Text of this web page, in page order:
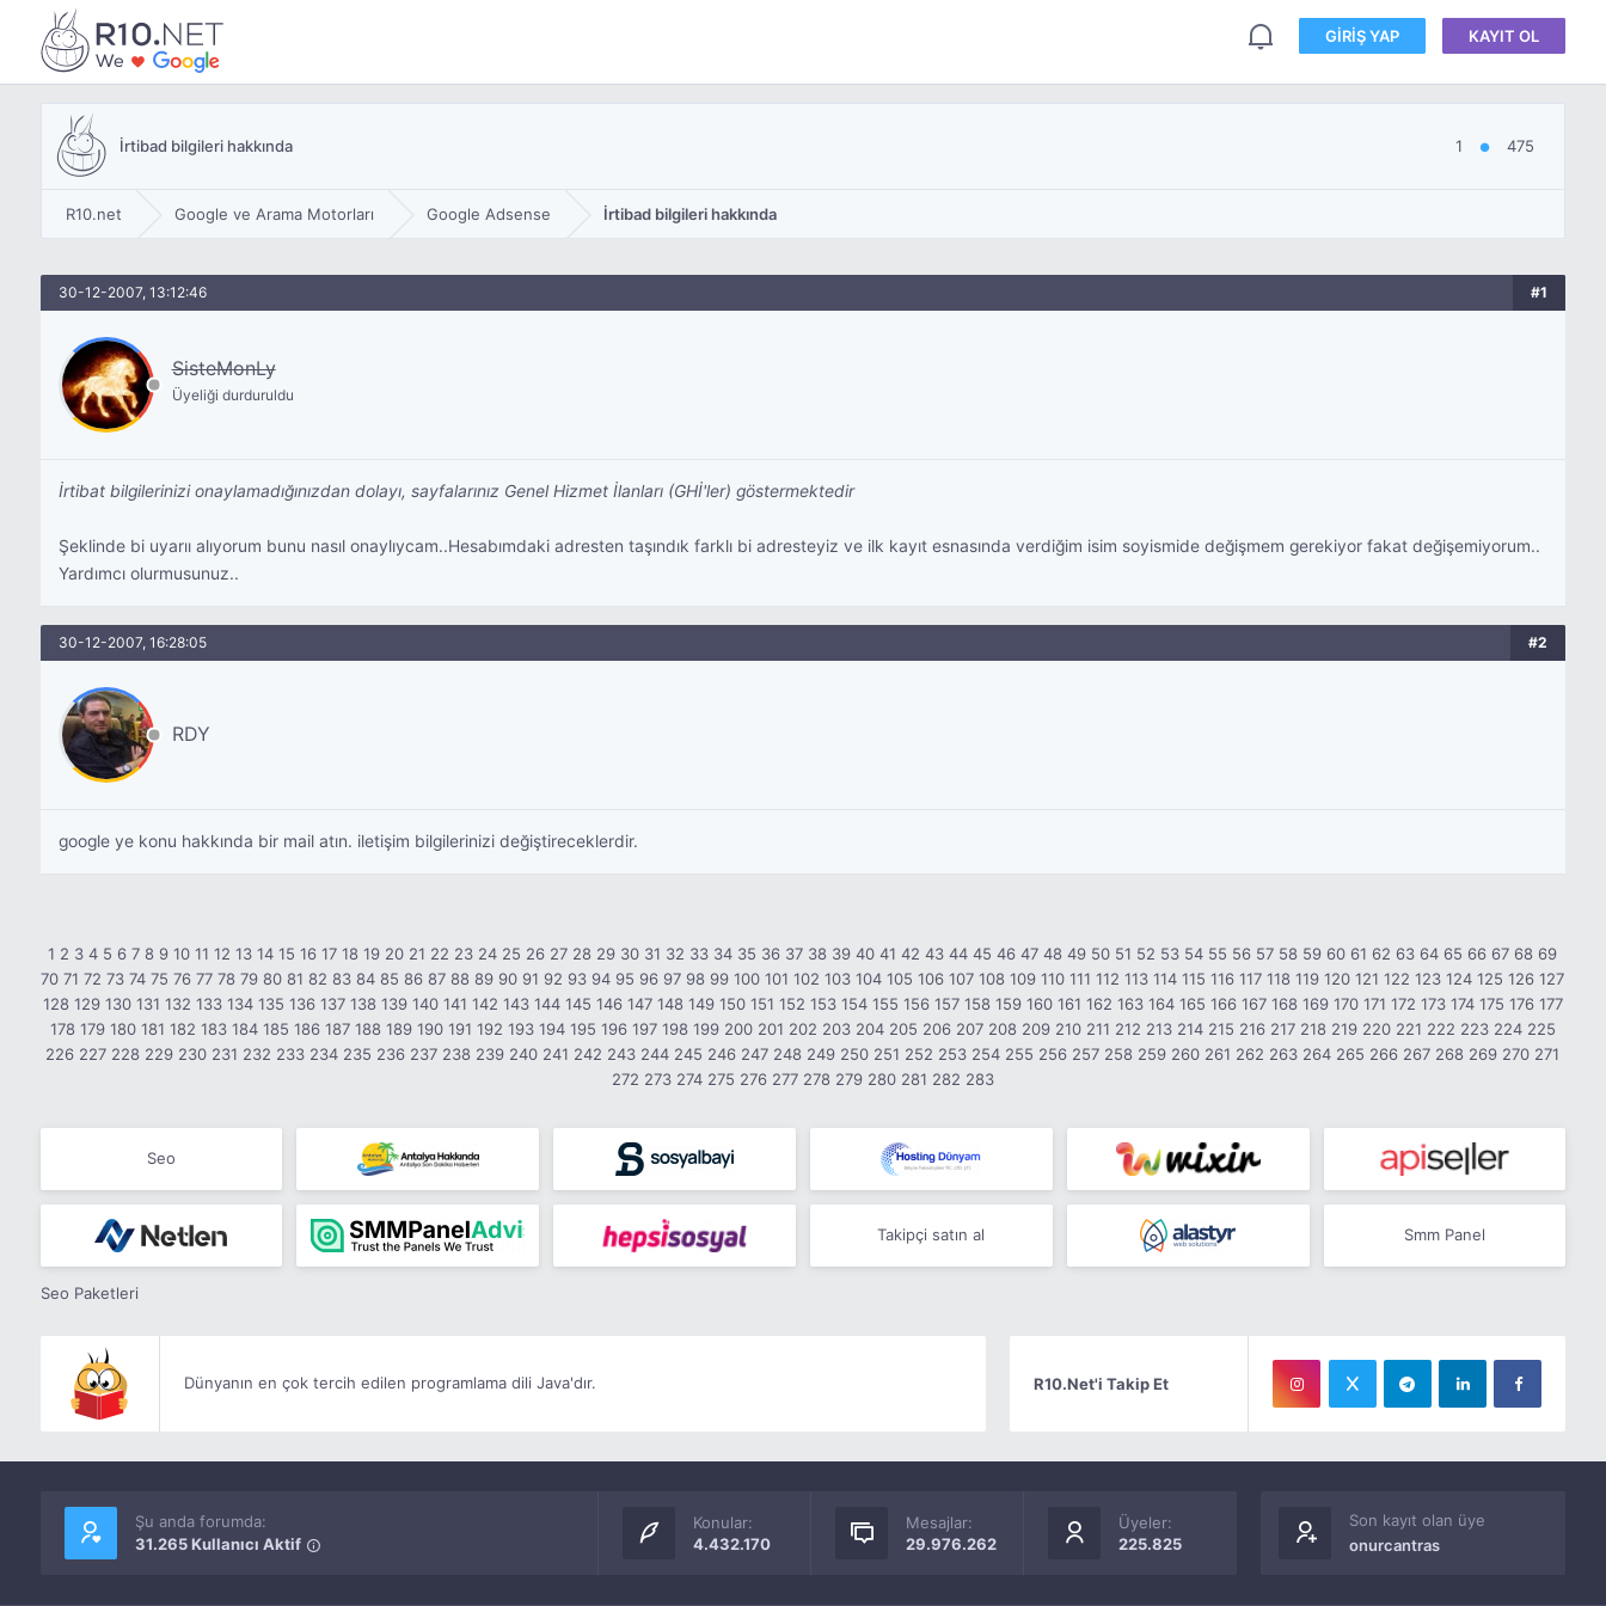
GIRIŞ YAP KAYIT OL
İrtibad bilgileri hakkında 1 ● 475
R10.net Google ve Arama Motorları Google Adsense İrtibad bilgileri hakkında
30-12-2007, 13:12:46 #1
SisteMonLy
Üyeliği durduruldu
İrtibat bilgilerinizi onaylamadığınızdan dolayı, sayfalarınız Genel Hizmet İlanları (GHİ'ler) göstermektedir
Şeklinde bi uyarıı alıyorum bunu nasıl onaylıycam..Hesabımdaki adresten taşındık farklı bi adresteyiz ve ilk kayıt esnasında verdiğim isim soyismide değişmem gerekiyor fakat değişemiyorum..
Yardımcı olurmusunuz..
30-12-2007, 16:28:05 #2
RDY
google ye konu hakkında bir mail atın. iletişim bilgilerinizi değiştireceklerdir.
1 2 3 4 5 6 7 8 9 10 11 12 13 14 15 16 17 18 19 20 21 22 23 24 25 26 27 28 29 30 31 32 33 34 35 36 37 38 39 40 41 42 43 44 45 46 47 48 49 50 51 52 53 54 55 56 57 58 59 60 61 62 63 64 65 66 67 68 69
70 71 72 73 74 75 76 77 78 79 80 81 82 83 84 85 86 87 88 89 90 91 92 93 94 95 96 97 98 99 100 101 102 103 104 105 106 107 108 109 110 111 112 113 114 115 116 117 118 119 120 121 122 123 124 125 126 127
128 129 130 131 132 133 134 135 136 137 138 139 140 141 142 143 144 145 146 147 148 149 150 151 152 153 154 155 156 157 158 159 160 161 162 163 164 165 166 167 168 169 170 171 172 173 174 175 176 177
178 179 180 181 182 183 184 185 186 187 188 189 190 191 192 193 194 195 196 197 198 199 200 201 202 203 204 205 206 207 208 209 210 211 212 213 214 215 216 217 218 219 220 221 222 223 224 225
226 227 228 229 230 231 232 233 234 235 236 237 238 239 240 241 242 243 244 245 246 247 248 249 250 251 252 253 254 255 256 257 258 259 260 261 262 263 264 265 266 267 268 269 270 271
272 273 274 275 276 277 278 279 280 281 282 283
Seo
Takipçi satın al Smm Panel
Seo Paketleri
Dünyanın en çok tercih edilen programlama dili Java'dır. R10.Net'i Takip Et
Şu anda forumda:
31.265 Kullanıcı Aktif
Konular:
4.432.170
Mesajlar:
29.976.262
Üyeler:
225.825
Son kayıt olan üye
onurcantras